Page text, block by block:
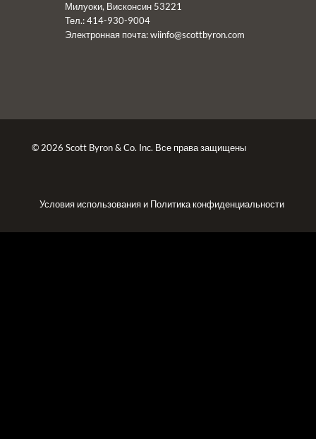
Милуоки, Висконсин 53221
Тел.: 414-930-9004
Электронная почта:wiinfo@scottbyron.com
© 2026 Scott Byron & Co. Inc. Все права защищены
Условия использования и Политика конфиденциальности